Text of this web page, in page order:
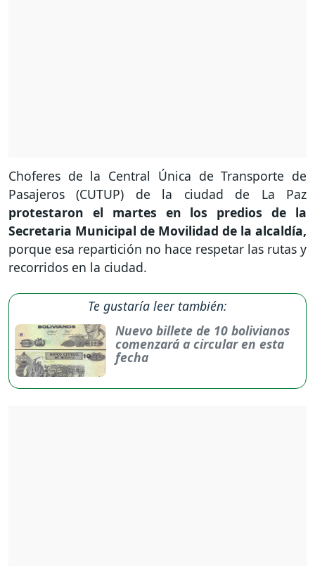
Choferes de la Central Única de Transporte de
Pasajeros (CUTUP) de la ciudad de La Paz
protestaron el martes en los predios de la
Secretaria Municipal de Movilidad de la alcaldía,
porque esa repartición no hace respetar las rutas y
recorridos en la ciudad.
Te gustaría leer también:
Nuevo billete de 10 bolivianos
comenzará a circular en esta
fecha